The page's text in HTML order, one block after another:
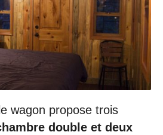
wagon propose trois
double et deux